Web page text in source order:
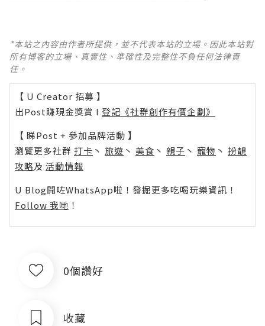
*本站之內容由作者所提供，並不代表本站的立場。因此本站對
所有博客的立場、真實性、準確性及完整性不負任何法律責
任。
【 U Creator 招募 】
出Post賺現金獎賞 l 登記《社群創作有價企劃》
【 睇Post + 參加品牌活動 】
瀏覽更多社群 打卡 丶 旅遊 丶 美食 丶 親子 丶 寵物 丶 扮靚
攻略及 活動情報
U Blog開咗WhatsApp啦！發掘更多吃喝玩樂資訊！
Follow 我哋 ！
0個讚好
收藏